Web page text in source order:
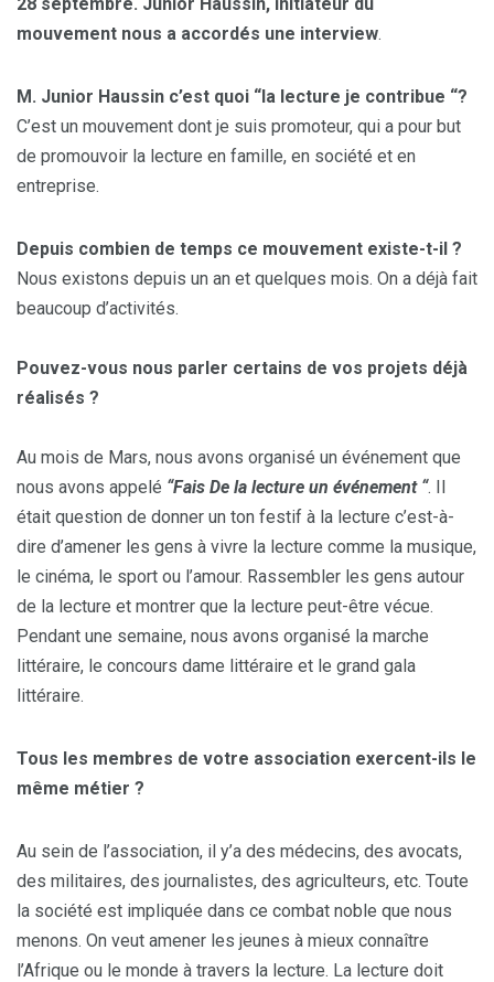
mouvement nous a accordés une interview.
M. Junior Haussin c’est quoi “la lecture je contribue “?
C’est un mouvement dont je suis promoteur, qui a pour but
de promouvoir la lecture en famille, en société et en
entreprise.
Depuis combien de temps ce mouvement existe-t-il ?
Nous existons depuis un an et quelques mois. On a déjà fait
beaucoup d’activités.
Pouvez-vous nous parler certains de vos projets déjà
réalisés ?
Au mois de Mars, nous avons organisé un événement que
nous avons appelé “Fais De la lecture un événement “. Il
était question de donner un ton festif à la lecture c’est-à-
dire d’amener les gens à vivre la lecture comme la musique,
le cinéma, le sport ou l’amour. Rassembler les gens autour
de la lecture et montrer que la lecture peut-être vécue.
Pendant une semaine, nous avons organisé la marche
littéraire, le concours dame littéraire et le grand gala
littéraire.
Tous les membres de votre association exercent-ils le
même métier ?
Au sein de l’association, il y’a des médecins, des avocats,
des militaires, des journalistes, des agriculteurs, etc. Toute
la société est impliquée dans ce combat noble que nous
menons. On veut amener les jeunes à mieux connaître
l’Afrique ou le monde à travers la lecture. La lecture doit